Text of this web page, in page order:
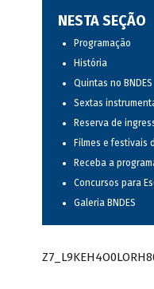
NESTA SEÇÃO
Programação
História
Quintas no BNDES
Sextas
Reserva de
Filmes e festivais
Receba a
Concursos para
Galeria BNDES